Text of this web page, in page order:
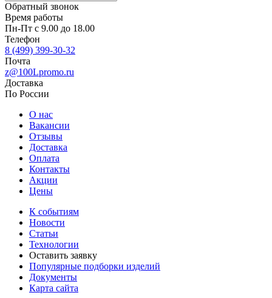
Обратный звонок
Время работы
Пн-Пт с 9.00 до 18.00
Телефон
8 (499) 399-30-32
Почта
z@100Lpromo.ru
Доставка
По России
О нас
Вакансии
Отзывы
Доставка
Оплата
Контакты
Акции
Цены
К событиям
Новости
Статьи
Технологии
Оставить заявку
Популярные подборки изделий
Документы
Карта сайта